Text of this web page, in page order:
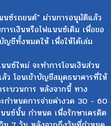
นซ์รถยนต์" ผ่านการอนุมัติแล้ว
ารเงินหรือไฟแนนซ์เดิม เพื่อขอ
ชีทั้งหมดให้ เพื่อให้ได้เล่ม
ซ์ใหม่ จะทำการโอนเงินส่วน
ว โอนเข้าบัญชีสมุดธนาคารที่ให้
ะบวนการ หลังจากนี้ ทาง
กำหนดการจ่ายค่างวด 30 - 60
นซ์นั้น กำหนด เพื่อรักษาเครดิต